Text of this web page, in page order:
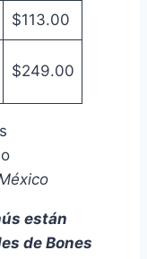
$113.00
$249.00
están
de Bones